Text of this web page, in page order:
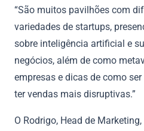
“São muitos pavilhões com
variedades de startups,
sobre inteligência artificial e
negócios, além de como
empresas e dicas de como
ter vendas mais disruptivas.”
O Rodrigo, Head de